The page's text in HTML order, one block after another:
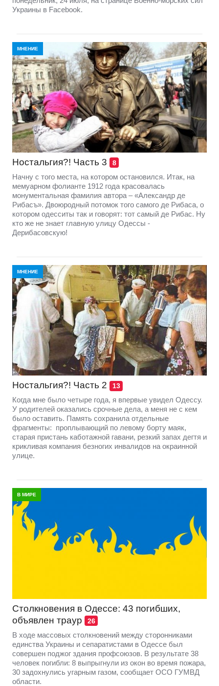
Украины в Facebook.
МНЕНИЕ
Ностальгия?! Часть 3 8
Начну с того места, на котором остановился. Итак, на
мемуарном фолианте 1912 года красовалась
монументальная фамилия автора – «Александр де
Рибасъ». Двоюродный потомок того самого де Рибаса, о
котором одесситы так и говорят: тот самый де Рибас. Ну
кто же не знает главную улицу Одессы -
Дерибасовскую!
МНЕНИЕ
Ностальгия?! Часть 2 13
Когда мне было четыре года, я впервые увидел Одессу.
У родителей оказались срочные дела, а меня не с кем
было оставить. Память сохранила отдельные
фрагменты: проплывающий по левому борту маяк,
старая пристань каботажной гавани, резкий запах дегтя и
крикливая компания безногих инвалидов на окраинной
улице.
В МИРЕ
Столкновения в Одессе: 43 погибших,
объявлен траур
26
В ходе массовых столкновений между сторонниками
единства Украины и сепаратистами в Одессе был
совершен поджог здания профсоюзов. В результате 38
человек погибли: 8 выпрыгнули из окон во время пожара,
30 задохнулись угарным газом, сообщает ОСО ГУМВД
области.